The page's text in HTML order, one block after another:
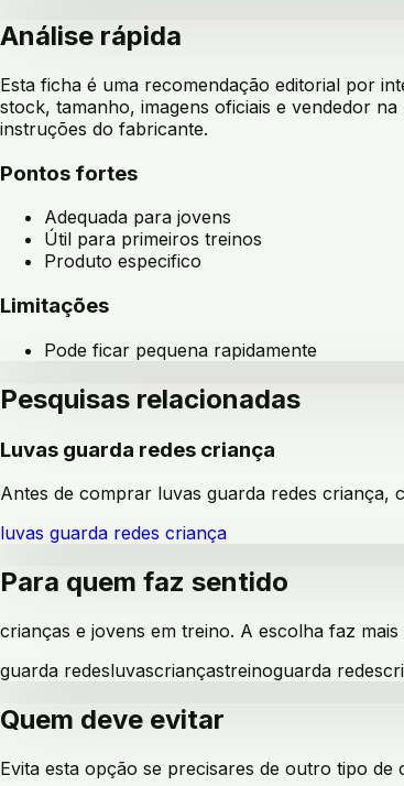
Análise rápida
Esta ficha é uma recomendação editorial por
stock, tamanho, imagens oficiais e vendedor
instruções do fabricante.
Pontos fortes
Adequada para jovens
Útil para primeiros treinos
Produto especifico
Limitações
Pode ficar pequena rapidamente
Pesquisas relacionadas
Luvas guarda redes criança
Antes de comprar luvas guarda redes criança,
luvas guarda redes criança
Para quem faz sentido
crianças e jovens em treino. A escolha faz
guarda redesluvascriançastreinoguarda redes
Quem deve evitar
Evita esta opção se precisares de outro tipo